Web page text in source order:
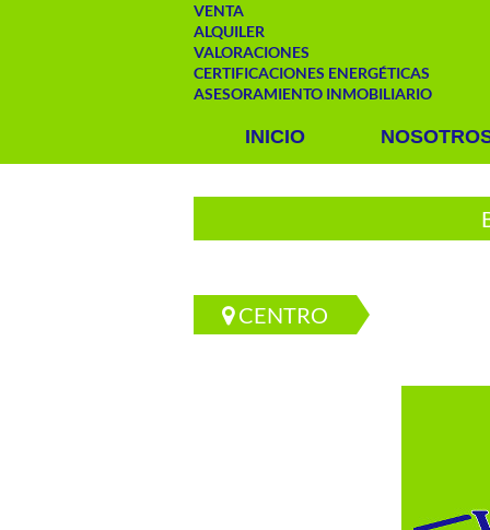
VENTA
ALQUILER
VALORACIONES
CERTIFICACIONES ENERGÉTICAS
ASESORAMIENTO INMOBILIARIO
INICIO
CENTRO